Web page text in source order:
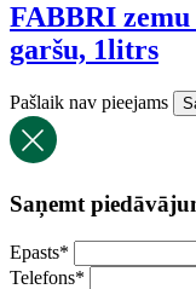
FABBRI
garšu, 1litrs
Pašlaik nav pieejams
Saņemt
Epasts*
Telefons*